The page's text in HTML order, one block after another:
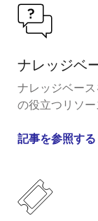
ナレッジベ
ナレッジベー
の役立つリソー
記事を参照する